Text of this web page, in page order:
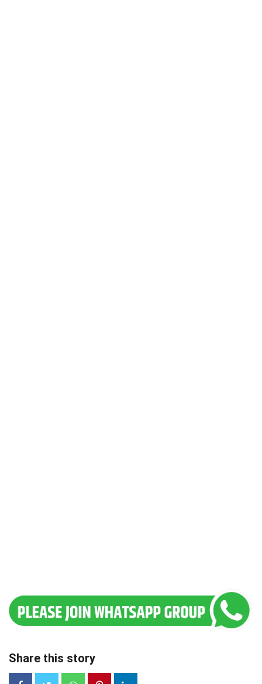
Share this story